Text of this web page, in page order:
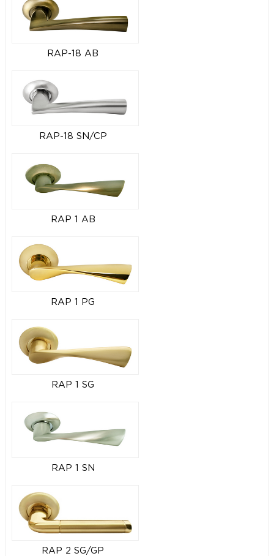
RAP-18 AB
RAP-18 SN/CP
RAP 1 AB
RAP 1 PG
RAP 1 SG
RAP 1 SN
RAP 2 SG/GP